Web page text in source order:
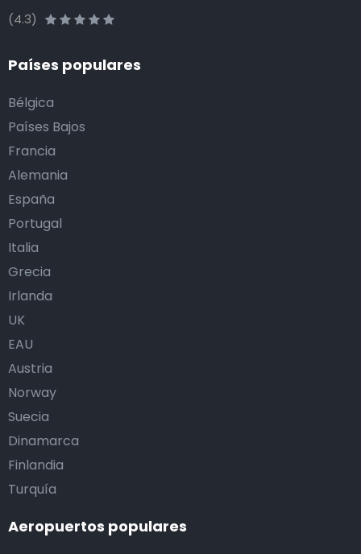
(4.3)
Países populares
Bélgica
Países Bajos
Francia
Alemania
España
Portugal
Italia
Grecia
Irlanda
UK
EAU
Austria
Norway
Suecia
Dinamarca
Finlandia
Turquía
Aeropuertos populares